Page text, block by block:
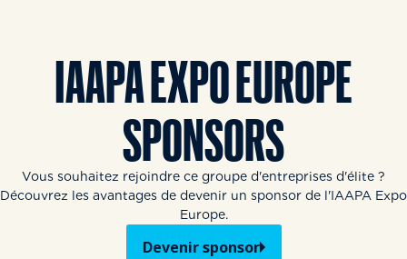
IAAPA EXPO EUROPE
SPONSORS
Vous souhaitez rejoindre ce groupe d'entreprises d'élite ?
Découvrez les avantages de devenir un sponsor de l'IAAPA Expo
Europe.
Devenir sponsor